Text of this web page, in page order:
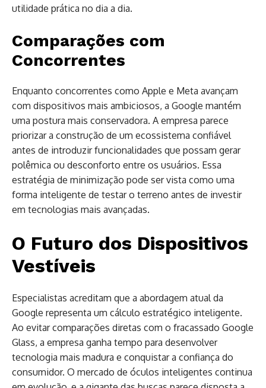
utilidade prática no dia a dia.
Comparações com
Concorrentes
Enquanto concorrentes como Apple e Meta avançam
com dispositivos mais ambiciosos, a Google mantém
uma postura mais conservadora. A empresa parece
priorizar a construção de um ecossistema confiável
antes de introduzir funcionalidades que possam gerar
polêmica ou desconforto entre os usuários. Essa
estratégia de minimização pode ser vista como uma
forma inteligente de testar o terreno antes de investir
em tecnologias mais avançadas.
O Futuro dos Dispositivos
Vestíveis
Especialistas acreditam que a abordagem atual da
Google representa um cálculo estratégico inteligente.
Ao evitar comparações diretas com o fracassado Google
Glass, a empresa ganha tempo para desenvolver
tecnologia mais madura e conquistar a confiança do
consumidor. O mercado de óculos inteligentes continua